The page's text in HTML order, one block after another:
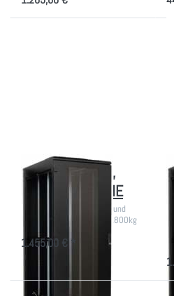
IT-Schrank IP54,
800x1000, 42 HE
19 Zoll Rack gegen Staub und
Nässe, für Belastung bis 1800kg
1.455,00 € *